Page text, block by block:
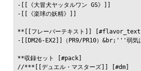
-[[《大冒犬ヤッタルワン GS》]]
-[[《楽球の妖精》]]
**[[フレーバーテキスト]]
-[[DM26-EX2]]（PR9/PR10）&br;'''弱
**収録セット [#pack]
//***[[デュエル・マスターズ]] [#dm]